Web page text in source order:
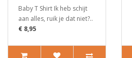
Baby T Shirt Ik heb schijt
aan alles, ruik je dat niet?..
€ 8,95